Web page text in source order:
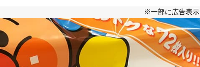
※一部に広告表示